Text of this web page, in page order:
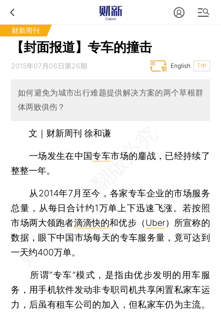
财新周刊
【封面报道】专车的撞击
2015年07月06日第26期 T中
English
如何避免为城市出行难题提供解决方案的两个草根群
体两败俱伤？
文｜财新周刊 徐和谦
一场发生在中国专车市场的鏖战，已经持续了
整整一年。
从2014年7月至今，各家专车企业的市场服务
总量，从每日合计约1万单上下迅速飞涨。若按照
市场两大领跑者滴滴快的和优步（Uber）所宣称的
数据，眼下中国市场每天的专车服务量，竟可达到
一天约400万单。
所谓“专车”模式，是指由优步发明的用车服
务，用手机软件发动非专职司机共享闲置私家车运
力，后虽有租车公司的加入，但私家车仍为主流。